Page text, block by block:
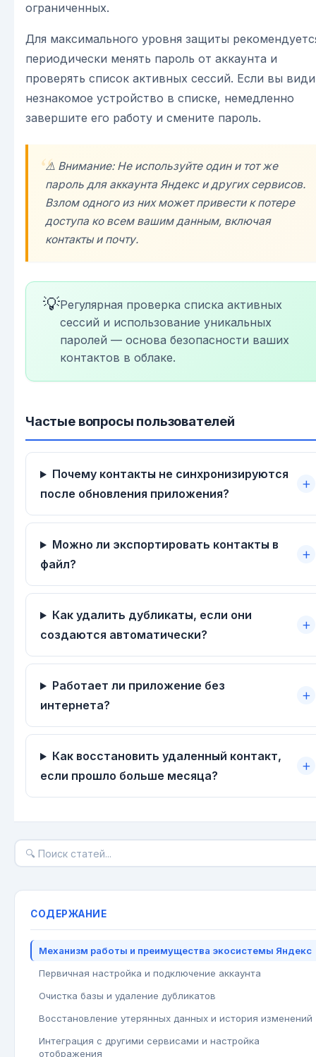
ограниченных.
Для максимального уровня защиты
периодически менять пароль от аккаунта и
проверять список активных сессий. Если вы
незнакомое устройство в списке, немедленно
завершите его работу и смените пароль.
⚠️ Внимание: Не используйте один и тот же
пароль для аккаунта Яндекс и других сервисов.
Взлом одного из них может привести к потере
доступа ко всем вашим данным, включая
контакты и почту.
💡Регулярная проверка списка активных
сессий и использование уникальных
паролей — основа безопасности ваших
контактов в облаке.
Частые вопросы пользователей
Почему контакты не синхронизируются
после обновления приложения?
Можно ли экспортировать контакты в
файл?
Как удалить дубликаты, если они
создаются автоматически?
Работает ли приложение без
интернета?
Как восстановить удаленный контакт,
если прошло больше месяца?
СОДЕРЖАНИЕ
Механизм работы и преимущества экосистемы Яндекс
Первичная настройка и подключение аккаунта
Очистка базы и удаление дубликатов
Восстановление утерянных данных и история изменений
Интеграция с другими сервисами и настройка
отображения